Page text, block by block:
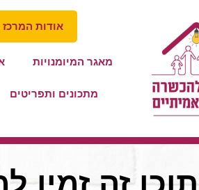
אודות המרכז
מאגר המיומנויות
מתכונים ותפריטים